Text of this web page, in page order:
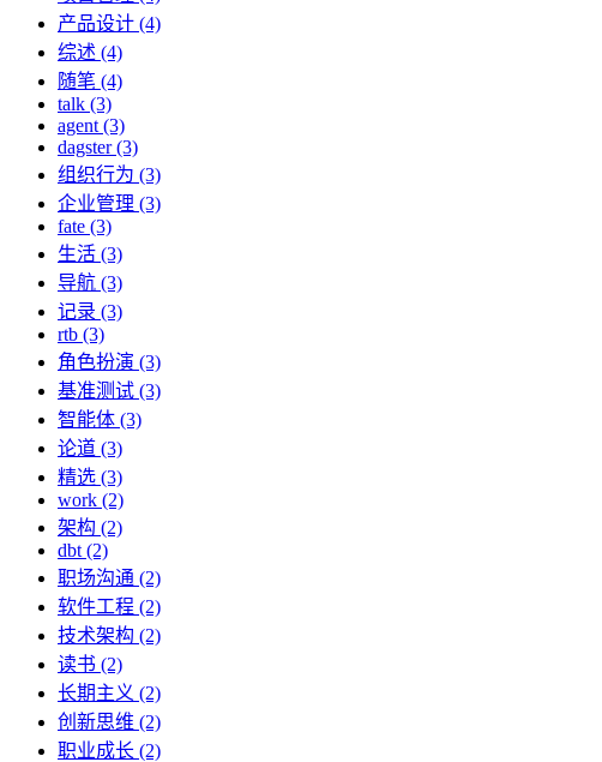
产品设计 (4)
综述 (4)
随笔 (4)
talk (3)
agent (3)
dagster (3)
组织行为 (3)
企业管理 (3)
fate (3)
生活 (3)
导航 (3)
记录 (3)
rtb (3)
角色扮演 (3)
基准测试 (3)
智能体 (3)
论道 (3)
精选 (3)
work (2)
架构 (2)
dbt (2)
职场沟通 (2)
软件工程 (2)
技术架构 (2)
读书 (2)
长期主义 (2)
创新思维 (2)
职业成长 (2)